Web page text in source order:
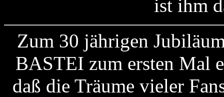
ist ihm
Zum 30 jährigen
BASTEI zum ersten Mal
daß die Träume vieler